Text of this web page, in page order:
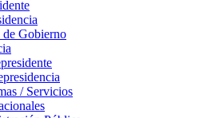
de Gobierno
/ Servicios